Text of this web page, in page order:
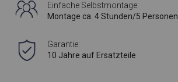
Einfache Selbstmontage:
Montage ca. 4 Stunden/5 Personen
Garantie:
10 Jahre auf Ersatzteile